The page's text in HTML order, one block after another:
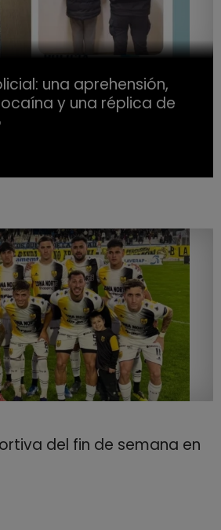
una aprehensión,
y una réplica de
del fin de semana en